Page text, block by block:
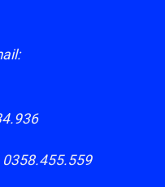
0358.455.559